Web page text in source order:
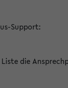
Support:
die